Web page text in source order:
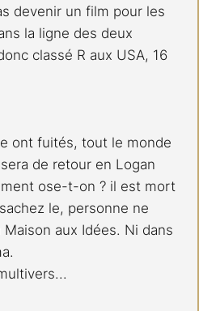
devenir un film pour les
la ligne des deux
classé R aux USA, 16
ont fuités, tout le monde
de retour en Logan
ose-t-on ? il est mort
le, personne ne
aux Idées. Ni dans